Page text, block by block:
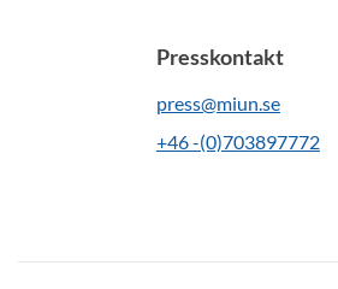
Presskontakt
press@miun.se
+46 -(0)703897772